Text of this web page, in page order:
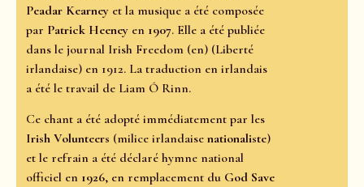
Peadar Kearney et la musique a été composée
par Patrick Heeney en 1907. Elle a été publiée
dans le journal Irish Freedom (en) (Liberté
irlandaise) en 1912. La traduction en irlandais
a été le travail de Liam Ó Rinn.
Ce chant a été adopté immédiatement par les
Irish Volunteers (milice irlandaise nationaliste)
et le refrain a été déclaré hymne national
officiel en 1926, en remplacement du God Save